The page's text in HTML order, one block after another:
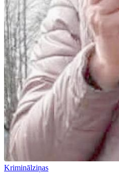
Kriminālziņas